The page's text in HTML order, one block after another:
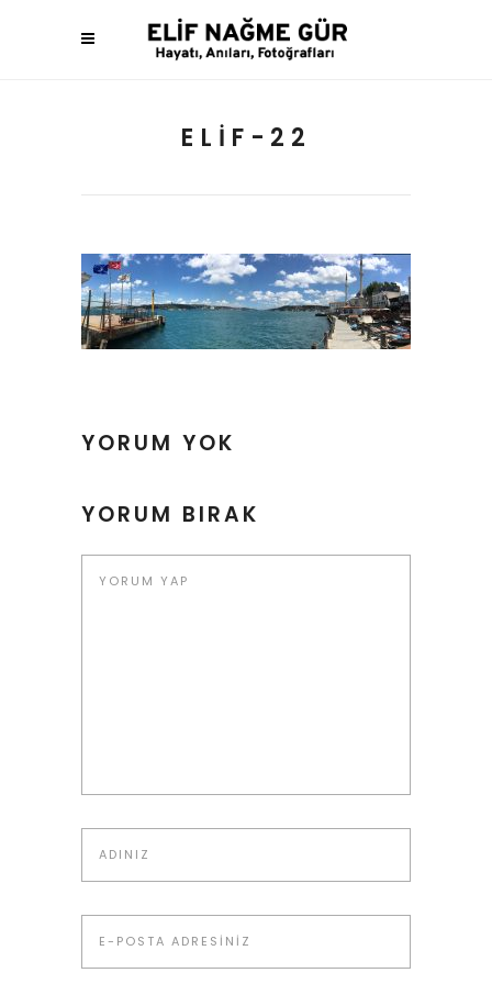
ELIF-22
YORUM YOK
YORUM BIRAK